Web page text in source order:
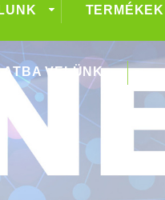
TERMÉKEK
VELÜNK